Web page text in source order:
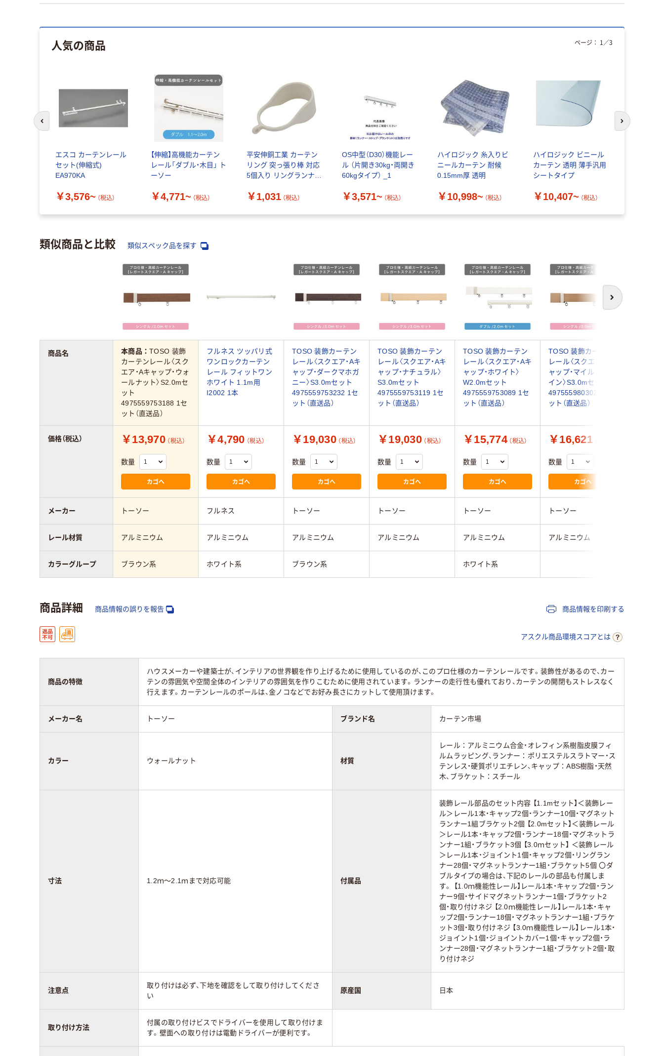
人気の商品
エスコ カーテンレール
セット(伸縮式)
EA970KA
￥3,576~ （税込）
【伸縮】高機能カーテン
レール「ダブル・木目」 ト
ーソー
￥4,771~ （税込）
平安伸銅工業 カーテン
リング 突っ張り棒 対応
5個入り リングランナー
￥1,031 （税込）
OS中型（D30）機能レー
ル （片開き30kg・両開き
60kgタイプ） _1
￥3,571~ （税込）
ハイロジック 糸入りビ
ニールカーテン 耐候
0.15mm厚 透明
￥10,998~ （税込）
ハイロジック ビニール
カーテン 透明 薄手汎用
シートタイプ
￥10,407~ （税込）
ページ： 1 ／3
前のスライドへ 次のスライド
類似商品と比較 類似スペック品を探す
次へ
本商品：TOSO 装飾
カーテンレール〈スク
エア・Aキャップ・ウォ
ールナット〉S2.0mセ
ット
4975559753188 1セ
ット（直送品）
フルネス ツッパリ式
ワンロックカーテン
レール フィットワン
ホワイト 1.1m用
I2002 1本
TOSO 装飾カーテン
レール〈スクエア・Aキ
ャップ・ダークマホガ
ニー〉S3.0mセット
4975559753232 1セ
ット（直送品）
TOSO 装飾カーテン
レール〈スクエア・Aキ
ャップ・ナチュラル〉
S3.0mセット
4975559753119 1セ
ット（直送品）
TOSO 装飾カーテン
レール〈スクエア・Aキ
ャップ・ホワイト〉
W2.0mセット
4975559753089 1セ
ット（直送品）
TOSO 装飾カーテン
レール〈スクエア・Aキ
ャップ・マイルドグレ
イン〉S3.0mセット
4975559803029 1セ
ット（直送品）
￥13,970 （税込）
数量
カゴへ
￥4,790 （税込）
数量
カゴへ
￥19,030 （税込）
数量
カゴへ
￥19,030 （税込）
数量
カゴへ
￥15,774 （税込）
数量
カゴへ
￥16,621
数量
カゴへ
トーソー フルネス トーソー トーソー トーソー トーソー
アルミニウム アルミニウム アルミニウム アルミニウム アルミニウム アルミニウム
ブラウン系 ホワイト系 ブラウン系 ホワイト系
商品名
価格（税込）
メーカー
レール材質
カラーグループ
商品詳細 商品情報の誤りを報告 商品情報を印刷する
アスクル商品環境スコアとは
商品の特徴
ハウスメーカーや建築士が、インテリアの世界観を作り上げるために使用しているのが、このプロ仕様のカーテンレールです。装飾性があるので、カー
テンの雰囲気や空間全体のインテリアの雰囲気を作りこむために使用されています。ランナーの走行性も優れており、カーテンの開閉もストレスなく
行えます。カーテンレールのポールは、金ノコなどでお好み長さにカットして使用頂けます。
メーカー名 トーソー ブランド名 カーテン市場
カラー ウォールナット 材質
レール：アルミニウム合金・オレフィン系樹脂皮膜フィ
ルムラッピング、ランナー：ポリエステルスラトマー・ス
テンレス・硬質ポリエチレン、キャップ：ABS樹脂・天然
木、ブラケット：スチール
寸法 1.2ｍ～2.1ｍまで対応可能 付属品
装飾レール部品のセット内容 【1.1mセット】＜装飾レー
ル＞レール1本・キャップ2個・ランナー10個・マグネット
ランナー1組ブラケット2個 【2.0mセット】＜装飾レール
＞レール1本・キャップ2個・ランナー18個・マグネットラ
ンナー1組・ブラケット3個 【3.0ｍセット】 ＜装飾レール
＞レール1本・ジョイント1個・キャップ2個・リングラン
ナー28個・マグネットランナー1組・ブラケット5個 〇ダ
ブルタイプの場合は、下記のレールの部品も付属しま
す。 【1.0ｍ機能性レール】レール1本・キャップ2個・ラン
ナー9個・サイドマグネットランナー1個・ブラケット2
個・取り付けネジ 【2.0ｍ機能性レール】レール1本・キャ
ップ2個・ランナー18個・マグネットランナー1組・ブラケ
ット3個・取り付けネジ 【3.0ｍ機能性レール】レール1本・
ジョイント1個・ジョイントカバー1個・キャップ2個・ラ
ンナー28個・マグネットランナー1組・ブラケット2個・取
り付けネジ
注意点
取り付けは必ず、下地を確認をして取り付けしてくださ
い
原産国 日本
取り付け方法
付属の取り付けビスでドライバーを使用して取り付けま
す。壁面への取り付けは電動ドライバーが便利です。